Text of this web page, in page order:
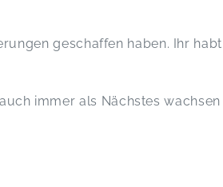
geschaffen haben. Ihr habt
immer als Nächstes wachsen